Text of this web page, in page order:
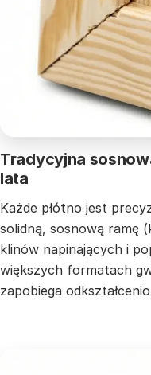
Tradycyjna
lata
Każde płótno jest
solidną, sosnową ramę
klinów napinających i
większych formatach
zapobiega